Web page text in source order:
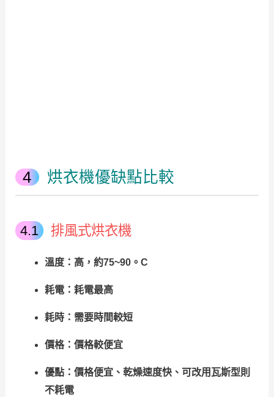
烘衣機優缺點比較
排風式烘衣機
溫度：高，約75~90。C
耗電：耗電最高
耗時：需要時間較短
價格：價格較便宜
優點：價格便宜、乾燥速度快、可改用瓦斯型則
不耗電